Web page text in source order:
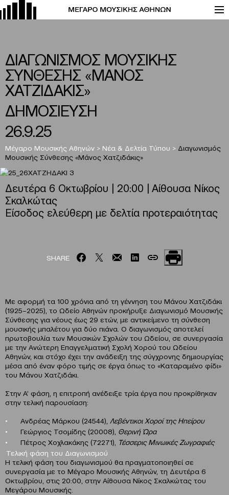
ΔΙΑΓΩΝΙΣΜΟΣ ΜΟΥΣΙΚΗΣ
ΣΥΝΘΕΣΗΣ «ΜΑΝΟΣ
ΧΑΤΖΙΔΑΚΙΣ»
ΔΗΜΟΣΙΕΥΣΗ
26.9.25
Μέγαρο Μουσικής Αθηνών > Νέα & Δελτία Τύπου > Διαγωνισμός
Μουσικής Σύνθεσης «Μάνος Χατζιδάκις»
Δευτέρα 6 Οκτωβρίου | 20:00 | Αίθουσα Νίκος
Σκαλκώτας
Είσοδος ελεύθερη με δελτία προτεραιότητας
SHARE
Με αφορμή τα 100 χρόνια από τη γέννηση του Μάνου Χατζιδάκι
(1925–2025), το Ωδείο Αθηνών προκήρυξε Διαγωνισμό Μουσικής
Σύνθεσης για νέους έως 29 ετών, με αντικείμενο τη σύνθεση
μουσικής μπαλέτου για δύο πιάνα. Ο διαγωνισμός αποτελεί
πρωτοβουλία των Μουσικών Σχολών του Ωδείου, σε συνεργασία
με την Ανώτερη Επαγγελματική Σχολή Χορού του Ωδείου
Αθηνών, και στόχο έχει την ανάδειξη της σύγχρονης δημιουργίας
μέσα από έναν φόρο τιμής σε έργα όπως το «Καταραμένο φίδι»
του Μάνου Χατζιδάκι.
Στην Α’ φάση, η επιτροπή ανέδειξε τρία έργα που προκρίθηκαν
στην τελική παρουσίαση:
Ανδρέας Μάρκου (24544), Λεβέντικοι Χοροί της Ηπείρου
Γεώργιος Τσομίδης (20008), Θερινή Ώρα
Πέτρος Χοχλακάκης (72271), Τέσσερις Μινωικές Ζωγραφιές
Τελική φάση του Διαγωνισμού
Η τελική φάση του διαγωνισμού θα πραγματοποιηθεί σε
συνεργασία με το Μέγαρο Μουσικής Αθηνών, τη Δευτέρα 6
Οκτωβρίου, στις 20:00, στην Αίθουσα Νίκος Σκαλκώτας του
Μεγάρου Μουσικής.